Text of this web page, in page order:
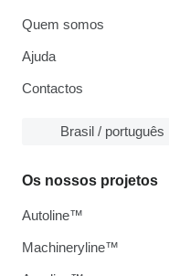
Quem somos
Ajuda
Contactos
Brasil / português
Os nossos projetos
Autoline™
Machineryline™